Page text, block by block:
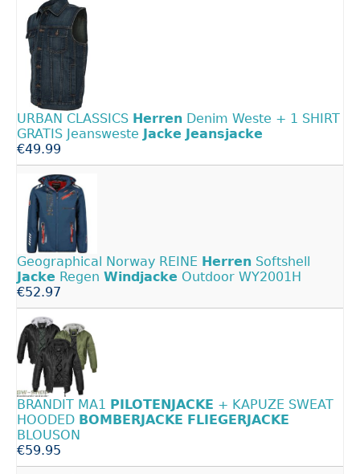
URBAN CLASSICS Herren Denim Weste + 1 SHIRT
GRATIS Jeansweste Jacke Jeansjacke
€49.99
Geographical Norway REINE Herren Softshell
Jacke Regen Windjacke Outdoor WY2001H
€52.97
BRANDIT MA1 PILOTENJACKE + KAPUZE SWEAT
HOODED BOMBERJACKE FLIEGERJACKE
BLOUSON
€59.95